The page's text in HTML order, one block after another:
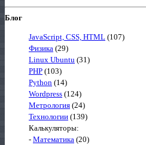
Блог
JavaScript, CSS, HTML (107)
Физика (29)
Linux Ubuntu (31)
PHP (103)
Python (14)
Wordpress (124)
Метрология (24)
Технологии (139)
Калькуляторы:
- Математика (20)